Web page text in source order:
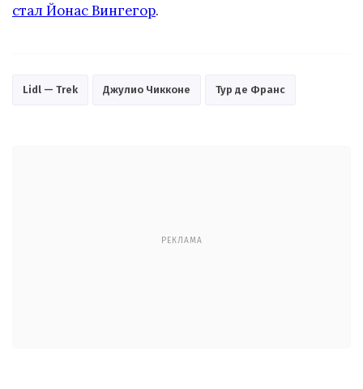
стал Йонас Вингегор.
Lidl — Trek Джулио Чикконе Тур де Франс
РЕКЛАМА